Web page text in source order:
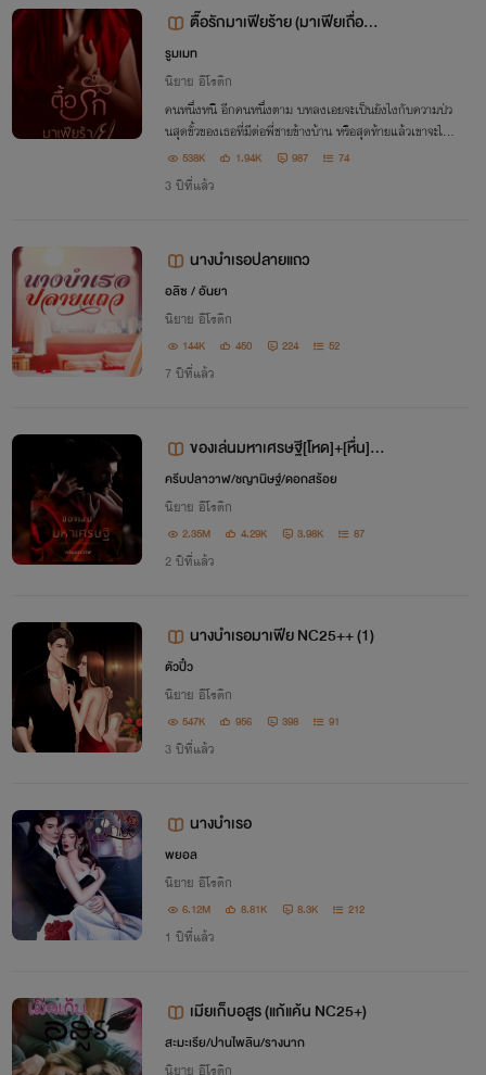
ตื๊อรักมาเฟียร้าย (มาเฟียเถื่อน 2
0+++)
รูมเมท
นิยาย อีโรติก
คนหนึ่งหนี อีกคนหนึ่งตาม บทลงเอยจะเป็นยังไงกับความป่ว
นสุดขั้วของเธอที่มีต่อพี่ชายข้างบ้าน หรือสุดท้ายแล้วเขาจะไม่ส
นใจเธอเลย?
538K 1.94K 987 74
3 ปีที่แล้ว
นางบำเรอปลายแถว
อลิซ / อันยา
นิยาย อีโรติก
144K 450 224 52
7 ปีที่แล้ว
ของเล่นมหาเศรษฐี[โหด]+[หื่น]+
[หล่อ]+[รวย]+[ชายโฉด]+[NC+ห
นักหน่วง]
ครีบปลาวาฬ/ชญานิษฐ์/ดอกสร้อย
นิยาย อีโรติก
2.35M 4.29K 3.98K 87
2 ปีที่แล้ว
นางบำเรอมาเฟีย NC25++ (1)
ตัวปิ๋ว
นิยาย อีโรติก
547K 956 398 91
3 ปีที่แล้ว
นางบำเรอ
พยอล
นิยาย อีโรติก
6.12M 8.81K 8.3K 212
1 ปีที่แล้ว
เมียเก็บอสูร (แก้แค้น NC25+)
สะมะเรีย/ปานไพลิน/รางนาก
นิยาย อีโรติก